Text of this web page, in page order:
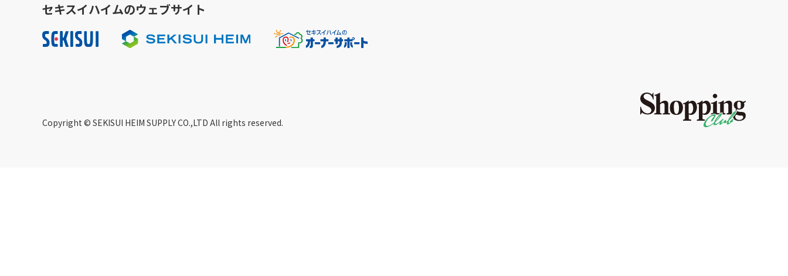
セキスイハイムのウェブサイト
Copyright © SEKISUI HEIM SUPPLY CO.,LTD All rights reserved.